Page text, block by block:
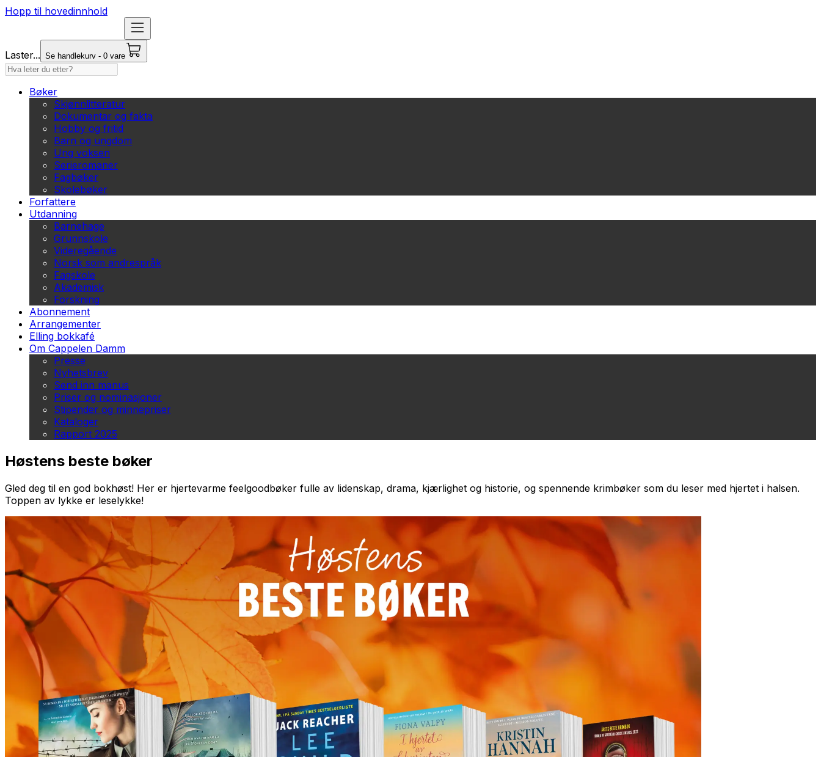
Hopp til hovedinnhold
Laster... Se handlekurv - 0 vare
Bøker
Skjønnlitteratur
Dokumentar og fakta
Hobby og fritid
Barn og ungdom
Ung voksen
Serieromaner
Fagbøker
Skolebøker
Forfattere
Utdanning
Barnehage
Grunnskole
Videregående
Norsk som andrespråk
Fagskole
Akademisk
Forskning
Abonnement
Arrangementer
Elling bokkafé
Om Cappelen Damm
Presse
Nyhetsbrev
Send inn manus
Priser og nominasjoner
Stipender og minnepriser
Kataloger
Rapport 2025
Høstens beste bøker
Gled deg til en god bokhøst! Her er hjertevarme feelgoodbøker fulle av lidenskap, drama, kjærlighet og historie, og spennende krimbøker som du leser med hjertet i halsen.
Toppen av lykke er leselykke!